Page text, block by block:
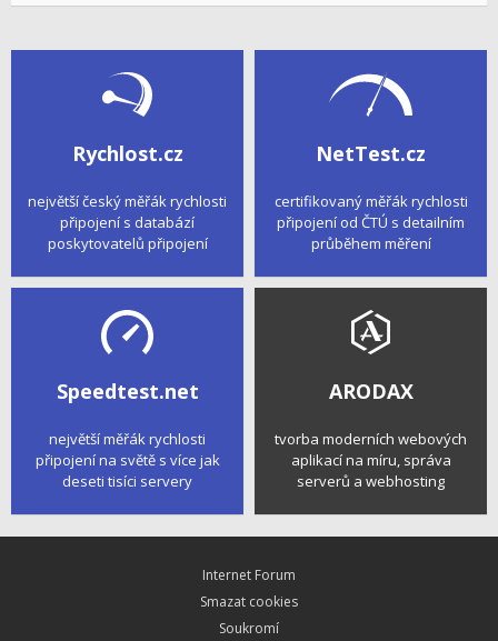
Rychlost.cz
největší český měřák rychlosti
připojení s databází
poskytovatelů připojení
NetTest.cz
certifikovaný měřák rychlosti
připojení od ČTÚ s detailním
průběhem měření
Speedtest.net
největší měřák rychlosti
připojení na světě s více jak
deseti tisíci servery
ARODAX
tvorba moderních webových
aplikací na míru, správa
serverů a webhosting
Internet Forum
Smazat cookies
Soukromí